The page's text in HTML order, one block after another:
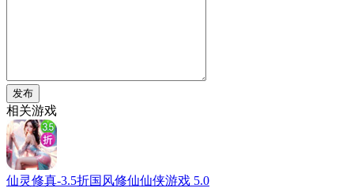
发布
相关游戏
仙灵修真-3.5折国风修仙仙侠游戏 5.0